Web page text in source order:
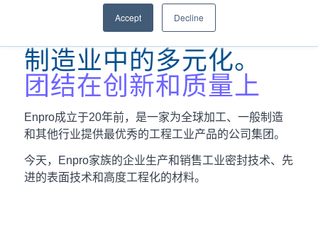
Accept Decline
制造业中的多元化。
团结在创新和质量上
Enpro成立于20年前，是一家为全球加工、一般制造
和其他行业提供最优秀的工程工业产品的公司集团。
今天，Enpro家族的企业生产和销售工业密封技术、先
进的表面技术和高度工程化的材料。